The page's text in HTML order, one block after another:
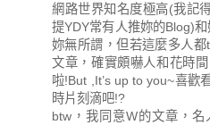
網路世界知名度極高(我記
提YDY常有人推妳的Blog)
妳無所謂，但若這麼多人
文章，確實頗嚇人和花時
啦!But ,It’s up to you~喜歡
時片刻滴吧!?
btw，我同意W的文章，名